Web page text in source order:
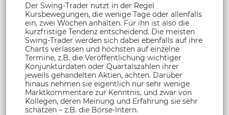
Der Swing-Trader nutzt in der Regel
Kursbewegungen, die wenige Tage oder allenfalls
ein, zwei Wochen anhalten. Für ihn ist also die
kurzfristige Tendenz entscheidend. Die meisten
Swing-Trader werden sich dabei ebenfalls auf ihre
Charts verlassen und höchsten auf einzelne
Termine, z.B. die Veröffentlichung wichtiger
Konjunkturdaten oder Quartalszahlen ihrer
jeweils gehandelten Aktien, achten. Darüber
hinaus nehmen sie eigentlich nur sehr wenige
Marktkommentare zur Kenntnis, und zwar von
Kollegen, deren Meinung und Erfahrung sie sehr
schätzen – z.B. die Börse-Intern.